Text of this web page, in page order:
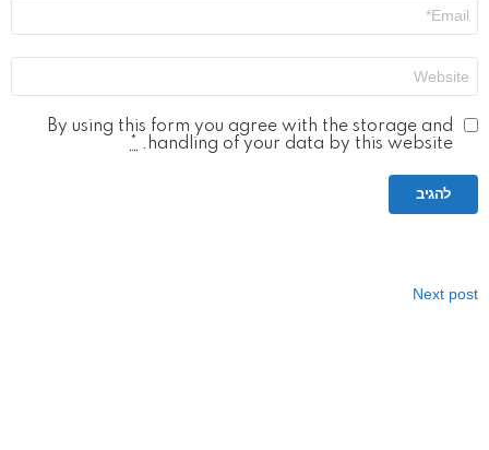
By using this form you agree with the storage and
handling of your data by this website.
Next post